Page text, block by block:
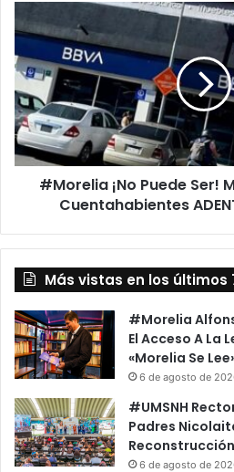
A
Especie
¡No
Ser!
Motoratón
Asaltó
A
Cuentahabientes
ADENTRO
#Morelia ¡No Puede Ser!
Cuentahabientes
Más vistas en los últimos
#Morelia
El Acceso A La
«Morelia Se
6 de agosto de
#UMSNH
Padres
6 de agosto de